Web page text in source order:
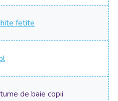
fetite
de baie copii